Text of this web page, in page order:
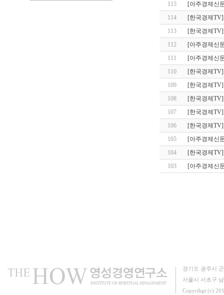
115
[아주경제신
114
[한국경제
113
[한국경제
112
[아주경제신
111
[아주경제신
110
[한국경제
109
[한국경제
108
[한국경제
107
[한국경제
106
[한국경제
105
[아주경제신
104
[한국경제
103
[아주경제신
경기도 광주시
서울시 서초구
Copyrihgt (c)